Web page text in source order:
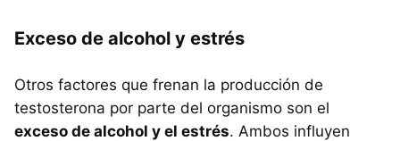
Exceso de alcohol y estrés
Otros factores que frenan la producción de
testosterona por parte del organismo son el
exceso de alcohol y el estrés. Ambos influyen